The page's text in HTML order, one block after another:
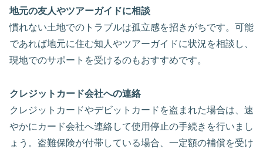
地元の友人やツアーガイドに相談
慣れない土地でのトラブルは孤立感を招きがちです。可能
であれば地元に住む知人やツアーガイドに状況を相談し、
現地でのサポートを受けるのもおすすめです。
クレジットカード会社への連絡
クレジットカードやデビットカードを盗まれた場合は、速
やかにカード会社へ連絡して使用停止の手続きを行いまし
ょう。盗難保険が付帯している場合、一定額の補償を受け